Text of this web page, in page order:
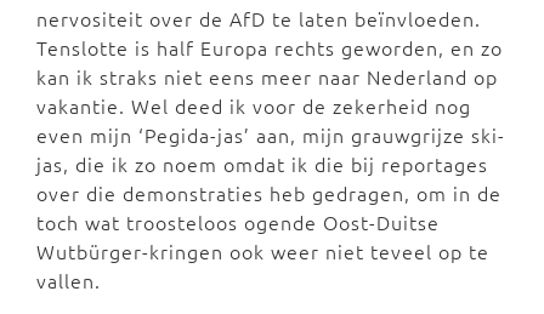
nervositeit over de AfD te laten beïnvloeden.
Tenslotte is half Europa rechts geworden, en zo
kan ik straks niet eens meer naar Nederland op
vakantie. Wel deed ik voor de zekerheid nog
even mijn ‘Pegida-jas’ aan, mijn grauwgrijze ski-
jas, die ik zo noem omdat ik die bij reportages
over die demonstraties heb gedragen, om in de
toch wat troosteloos ogende Oost-Duitse
Wutbürger-kringen ook weer niet teveel op te
vallen.